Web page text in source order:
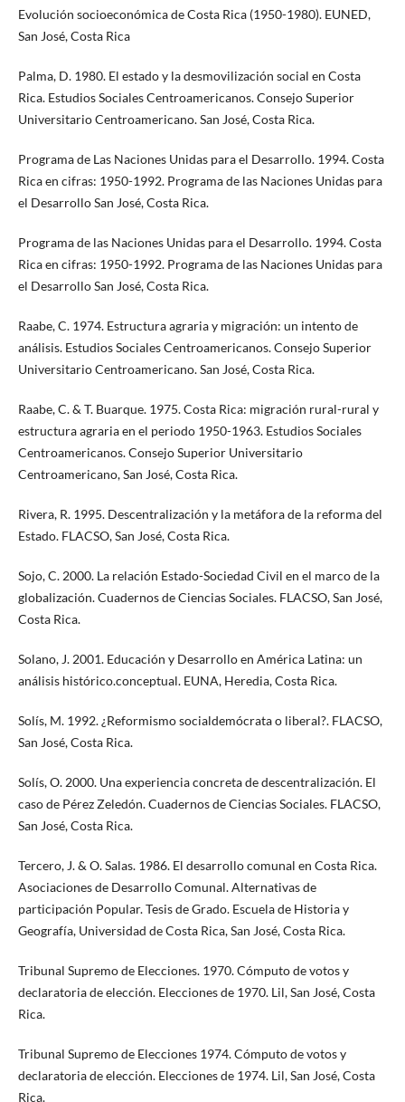
Evolución socioeconómica de Costa Rica (1950-1980). EUNED,
San José, Costa Rica
Palma, D. 1980. El estado y la desmovilización social en Costa
Rica. Estudios Sociales Centroamericanos. Consejo Superior
Universitario Centroamericano. San José, Costa Rica.
Programa de Las Naciones Unidas para el Desarrollo. 1994. Costa
Rica en cifras: 1950-1992. Programa de las Naciones Unidas para
el Desarrollo San José, Costa Rica.
Programa de las Naciones Unidas para el Desarrollo. 1994. Costa
Rica en cifras: 1950-1992. Programa de las Naciones Unidas para
el Desarrollo San José, Costa Rica.
Raabe, C. 1974. Estructura agraria y migración: un intento de
análisis. Estudios Sociales Centroamericanos. Consejo Superior
Universitario Centroamericano. San José, Costa Rica.
Raabe, C. & T. Buarque. 1975. Costa Rica: migración rural-rural y
estructura agraria en el periodo 1950-1963. Estudios Sociales
Centroamericanos. Consejo Superior Universitario
Centroamericano, San José, Costa Rica.
Rivera, R. 1995. Descentralización y la metáfora de la reforma del
Estado. FLACSO, San José, Costa Rica.
Sojo, C. 2000. La relación Estado-Sociedad Civil en el marco de la
globalización. Cuadernos de Ciencias Sociales. FLACSO, San José,
Costa Rica.
Solano, J. 2001. Educación y Desarrollo en América Latina: un
análisis histórico.conceptual. EUNA, Heredia, Costa Rica.
Solís, M. 1992. ¿Reformismo socialdemócrata o liberal?. FLACSO,
San José, Costa Rica.
Solís, O. 2000. Una experiencia concreta de descentralización. El
caso de Pérez Zeledón. Cuadernos de Ciencias Sociales. FLACSO,
San José, Costa Rica.
Tercero, J. & O. Salas. 1986. El desarrollo comunal en Costa Rica.
Asociaciones de Desarrollo Comunal. Alternativas de
participación Popular. Tesis de Grado. Escuela de Historia y
Geografía, Universidad de Costa Rica, San José, Costa Rica.
Tribunal Supremo de Elecciones. 1970. Cómputo de votos y
declaratoria de elección. Elecciones de 1970. Lil, San José, Costa
Rica.
Tribunal Supremo de Elecciones 1974. Cómputo de votos y
declaratoria de elección. Elecciones de 1974. Lil, San José, Costa
Rica.